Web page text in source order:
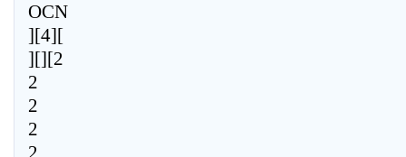
OCN
][4][
][][2
2
2
2
2